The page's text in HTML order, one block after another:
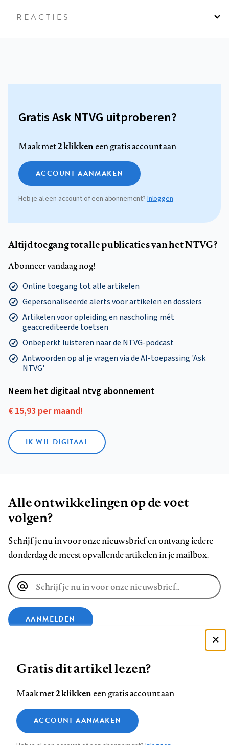
REACTIES
Gratis Ask NTVG uitproberen?
Maak met2 klikkeneen gratis account aan
ACCOUNT AANMAKEN
Heb je al een account of een abonnement?Inloggen
Altijd toegang tot alle publicaties van het NTVG?
Abonneer vandaag nog!
Online toegang tot alle artikelen
Gepersonaliseerde alerts voor artikelen en dossiers
Artikelen voor opleiding en nascholing mét
geaccrediteerde toetsen
Onbeperkt luisteren naar de NTVG-podcast
Antwoorden op al je vragen via de AI-toepassing 'Ask
NTVG'
Neem het digitaal ntvg abonnement
€ 15,93 per maand!
IK WIL DIGITAAL
Alle ontwikkelingen op de voet
volgen?
Schrijf je nu in voor onze nieuwsbrief en ontvang iedere
donderdag de meest opvallende artikelen in je mailbox.
E-
mailadres
AANMELDEN
op
Facebook
op
LinkedIn
op
Bluesky
ons
op
InstagramYouTube
Footer
Contact Colofon Disclaimer Privacy
Medische vragen verdienen
betrouwbare antwoorden
Zie onze cookie policy
Analytische cookies
Gratis dit artikel lezen?
Maak met2 klikkeneen gratis account aan
ACCOUNT AANMAKEN